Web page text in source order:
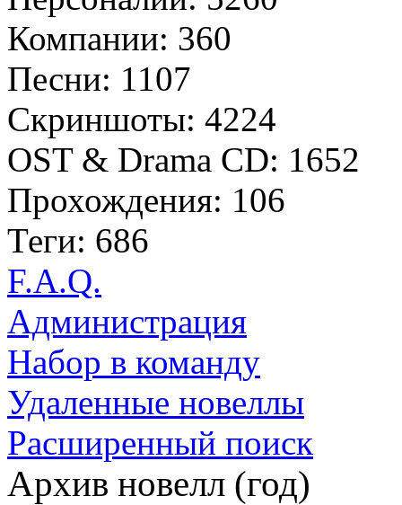
Компании: 360
Песни: 1107
Скриншоты: 4224
OST & Drama CD: 1652
Прохождения: 106
Теги: 686
F.A.Q.
Администрация
Набор в команду
Удаленные новеллы
Расширенный поиск
Архив новелл (год)